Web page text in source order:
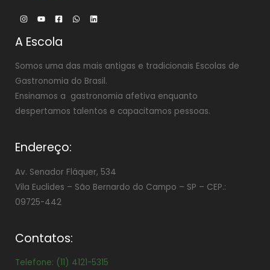
A Escola
Somos uma das mais antigas e tradicionais Escolas de
Gastronomia do Brasil.
Ensinamos a gastronomia afetiva enquanto
despertamos talentos e capacitamos pessoas.
Endereço:
Av. Senador Fláquer, 534
Vila Euclides – São Bernardo do Campo – SP – CEP.:
09725-442
Contatos:
Telefone: (11) 4121-5315